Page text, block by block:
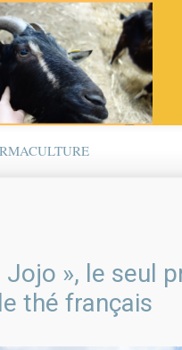
Jojo », le seul
thé français